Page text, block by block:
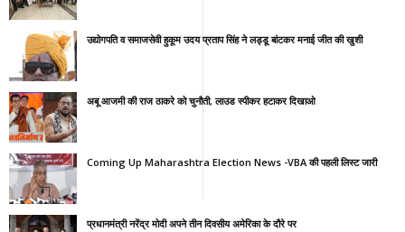
उद्योगपति व समाजसेवी हुकूम उदय प्रताप सिंह ने लड्डू बांटकर मनाई जीत की खुशी
अबू आजमी की राज ठाकरे को चुनौती, लाउड स्पीकर हटाकर दिखाओ
Coming Up Maharashtra Election News -VBA की पहली लिस्ट जारी
प्रधानमंत्री नरेंद्र मोदी अपने तीन दिवसीय अमेरिका के दौरे पर